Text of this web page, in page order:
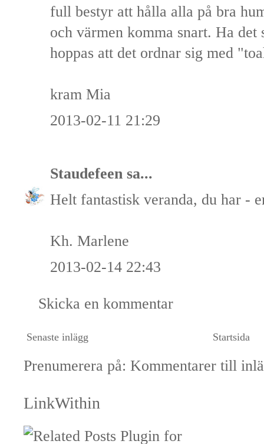
full bestyr att hålla alla på bra
och värmen komma snart. Ha det
hoppas att det ordnar sig med
kram Mia
2013-02-11 21:29
Staudefeen sa...
Helt fantastisk veranda, du har -
Kh. Marlene
2013-02-14 22:43
Skicka en kommentar
Senaste inlägg Startsida
Prenumerera på: Kommentarer till
LinkWithin